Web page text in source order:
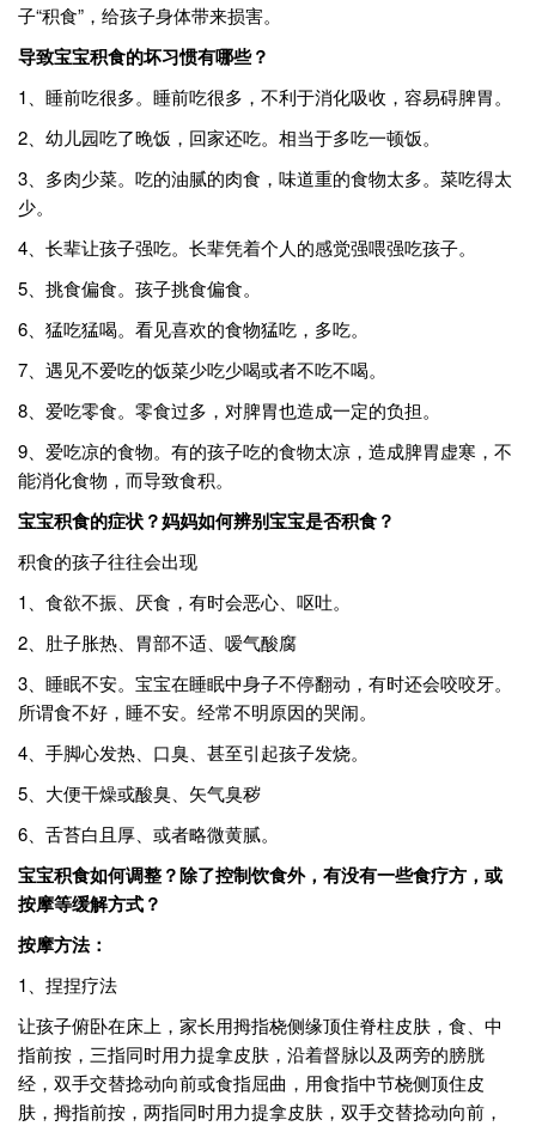
子“积食”，给孩子身体带来损害。
导致宝宝积食的坏习惯有哪些？
1、睡前吃很多。睡前吃很多，不利于消化吸收，容易碍脾胃。
2、幼儿园吃了晚饭，回家还吃。相当于多吃一顿饭。
3、多肉少菜。吃的油腻的肉食，味道重的食物太多。菜吃得太
少。
4、长辈让孩子强吃。长辈凭着个人的感觉强喂强吃孩子。
5、挑食偏食。孩子挑食偏食。
6、猛吃猛喝。看见喜欢的食物猛吃，多吃。
7、遇见不爱吃的饭菜少吃少喝或者不吃不喝。
8、爱吃零食。零食过多，对脾胃也造成一定的负担。
9、爱吃凉的食物。有的孩子吃的食物太凉，造成脾胃虚寒，不
能消化食物，而导致食积。
宝宝积食的症状？妈妈如何辨别宝宝是否积食？
积食的孩子往往会出现
1、食欲不振、厌食，有时会恶心、呕吐。
2、肚子胀热、胃部不适、嗳气酸腐
3、睡眠不安。宝宝在睡眠中身子不停翻动，有时还会咬咬牙。
所谓食不好，睡不安。经常不明原因的哭闹。
4、手脚心发热、口臭、甚至引起孩子发烧。
5、大便干燥或酸臭、矢气臭秽
6、舌苔白且厚、或者略微黄腻。
宝宝积食如何调整？除了控制饮食外，有没有一些食疗方，或
按摩等缓解方式？
按摩方法：
1、捏捏疗法
让孩子俯卧在床上，家长用拇指桡侧缘顶住脊柱皮肤，食、中
指前按，三指同时用力提拿皮肤，沿着督脉以及两旁的膀胱
经，双手交替捻动向前或食指屈曲，用食指中节桡侧顶住皮
肤，拇指前按，两指同时用力提拿皮肤，双手交替捻动向前，